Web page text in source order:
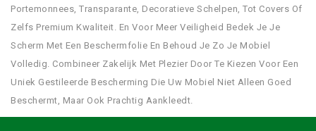
Portemonnees, Transparante, Decoratieve Schelpen, Tot Covers Of
Zelfs Premium Kwaliteit. En Voor Meer Veiligheid Bedek Je Je
Scherm Met Een Beschermfolie En Behoud Je Zo Je Mobiel
Volledig. Combineer Zakelijk Met Plezier Door Te Kiezen Voor Een
Uniek Gestileerde Bescherming Die Uw Mobiel Niet Alleen Goed
Beschermt, Maar Ook Prachtig Aankleedt.